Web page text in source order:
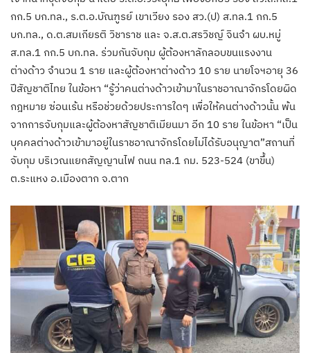
กก.5 บก.ทล., ร.ต.อ.บัณฑูรย์ เขาเวียง รอง สว.(ป) ส.ทล.1 กก.5
บก.ทล., ด.ต.สมเกียรติ วิชาราช และ จ.ส.ต.สรวิชญ์ จินจำ ผบ.หมู่
ส.ทล.1 กก.5 บก.ทล. ร่วมกันจับกุม ผู้ต้องหาลักลอบขนแรงงาน
ต่างด้าว จำนวน 1 ราย และผู้ต้องหาต่างด้าว 10 ราย นายโจฯ​อายุ 36
ปี​สัญชาติไทย ในข้อหา “รู้ว่าคนต่างด้าวเข้ามาในราชอาณาจักรโดยผิด
กฎหมาย ซ่อนเร้น หรือช่วยด้วยประการใดๆ เพื่อให้คนต่างด้าวนั้น พ้น
จากการจับกุมและผู้ต้องหาสัญชาติเมียนมา อีก 10 ราย ในข้อหา “เป็น
บุคคลต่างด้าวเข้ามาอยู่ในราชอาณาจักรโดยไม่ได้รับอนุญาต”สถานที่
จับกุม บริเวณแยกสัญญานไฟ ถนน ทล.1 กม. 523-524 (ขาขึ้น)
ต.ระแหง อ.เมืองตาก จ.ตาก